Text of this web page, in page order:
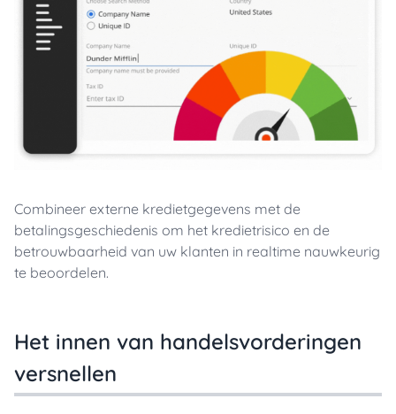
Combineer externe kredietgegevens met de
betalingsgeschiedenis om het kredietrisico en de
betrouwbaarheid van uw klanten in realtime nauwkeurig
te beoordelen.
Het innen van handelsvorderingen
versnellen